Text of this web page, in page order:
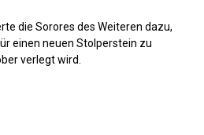
die Sorores des Weiteren dazu,
einen neuen Stolperstein zu
verlegt wird.